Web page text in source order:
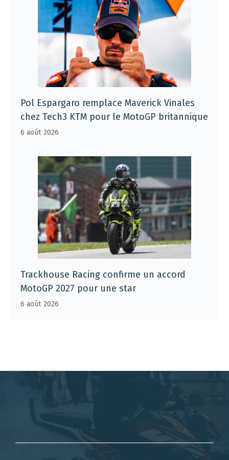
Pol Espargaro remplace Maverick Vinales
chez Tech3 KTM pour le MotoGP britannique
6 août 2026
Trackhouse Racing confirme un accord
MotoGP 2027 pour une star
6 août 2026